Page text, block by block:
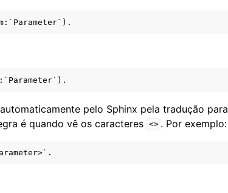
pelo Sphinx pela tradução para
é quando vê os caracteres <> . Por exemplo: